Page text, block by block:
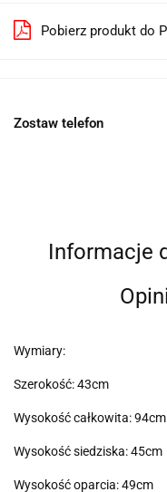
Pobierz produkt do
Zostaw telefon
Informacje
Wymiary:
Szerokość: 43cm
Wysokość całkowita: 94cm
Wysokość siedziska: 45cm
Wysokość oparcia: 49cm